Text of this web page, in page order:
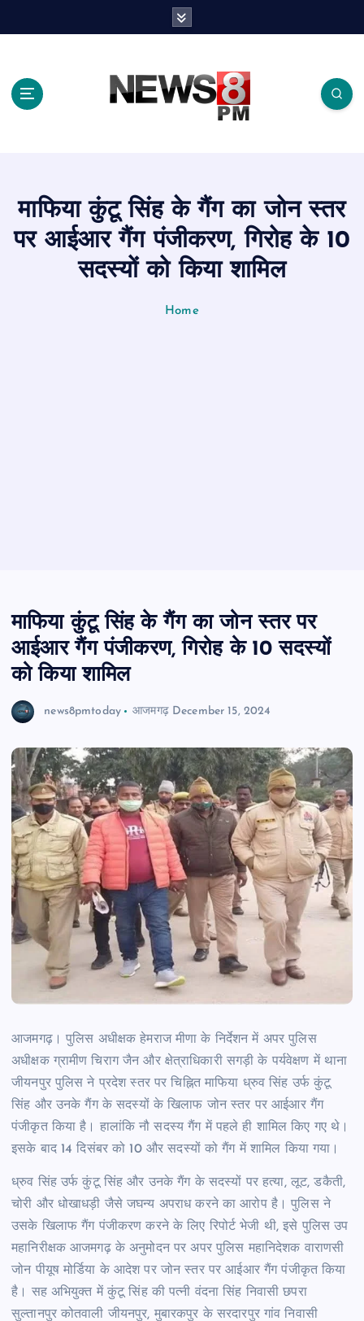
माफिया कुंटू सिंह के गैंग का जोन स्तर
पर आईआर गैंग पंजीकरण, गिरोह के 10
सदस्यों को किया शामिल
Home
माफिया कुंटू सिंह के गैंग का जोन स्तर पर
आईआर गैंग पंजीकरण, गिरोह के 10 सदस्यों
को किया शामिल
news8pmtoday आजमगढ़ December 15, 2024
आजमगढ़। पुलिस अधीक्षक हेमराज मीणा के निर्देशन में अपर पुलिस
अधीक्षक ग्रामीण चिराग जैन और क्षेत्राधिकारी सगड़ी के पर्यवेक्षण में थाना
जीयनपुर पुलिस ने प्रदेश स्तर पर चिह्नित माफिया ध्रुव सिंह उर्फ कुंटू
सिंह और उनके गैंग के सदस्यों के खिलाफ जोन स्तर पर आईआर गैंग
पंजीकृत किया है। हालांकि नौ सदस्य गैंग में पहले ही शामिल किए गए थे।
इसके बाद 14 दिसंबर को 10 और सदस्यों को गैंग में शामिल किया गया।
ध्रुव सिंह उर्फ कुंटू सिंह और उनके गैंग के सदस्यों पर हत्या, लूट, डकैती,
चोरी और धोखाधड़ी जैसे जघन्य अपराध करने का आरोप है। पुलिस ने
उसके खिलाफ गैंग पंजीकरण करने के लिए रिपोर्ट भेजी थी, इसे पुलिस उप
महानिरीक्षक आजमगढ़ के अनुमोदन पर अपर पुलिस महानिदेशक वाराणसी
जोन पीयूष मोर्डिया के आदेश पर जोन स्तर पर आईआर गैंग पंजीकृत किया
है। सह अभियुक्त में कुंटू सिंह की पत्नी वंदना सिंह निवासी छपरा
सुल्तानपुर कोतवाली जीयनपुर, मुबारकपुर के सरदारपुर गांव निवासी